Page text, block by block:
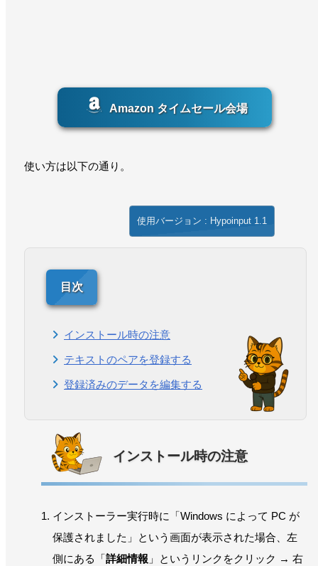
Amazon タイムセール会場
使い方は以下の通り。
使用バージョン : Hypoinput 1.1
インストール時の注意
テキストのペアを登録する
登録済みのデータを編集する
インストール時の注意
インストーラー実行時に「Windows によって PC が
保護されました」という画面が表示された場合、左
側にある「詳細情報 」というリンクをクリック → 右